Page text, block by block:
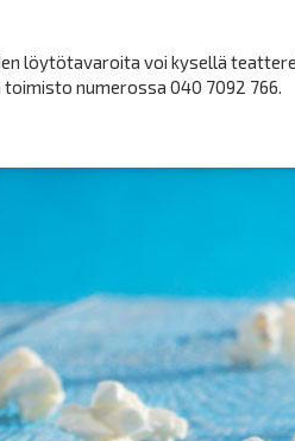
löytötavaroita voi kysellä
numerossa 040 7092 766.